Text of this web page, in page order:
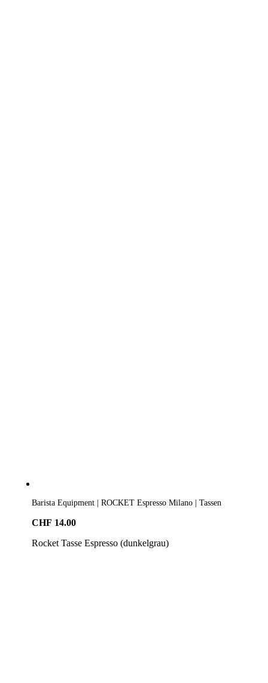
Barista Equipment | ROCKET Espresso Milano | Tassen
CHF 14.00
Rocket Tasse Espresso (dunkelgrau)